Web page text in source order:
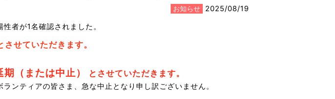
お知らせ
2025/08/19
者が1名確認されました。
させていただきます。
（または中止） とさせていただきます。
ンティアの皆さま、急な中止となり申し訳ございません。